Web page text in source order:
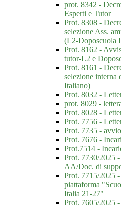
prot. 8342 -
Esperti e Tutor
Prot. 8308 -
selezione Ass.
(L2-Doposcuola
Prot. 8162 -
tutor-L2 e
Prot. 8161 -
selezione interna
Italiano)
Prot. 8032 -
prot. 8029 -
Prot. 8028 -
Prot. 7756 -
Prot. 7735 -
Prot. 7676 -
Prot.7514 -
Prot. 7730/2025
AA/Doc. di
Prot. 7715/2025
piattaforma
Italia 21-27"
Prot. 7605/2025